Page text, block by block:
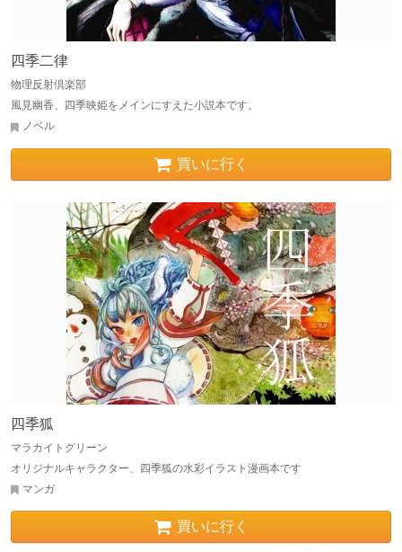
四季二律
物理反射倶楽部
風見幽香、四季映姫をメインにすえた小説本です。
ノベル
買いに行く
四季狐
マラカイトグリーン
オリジナルキャラクター、四季狐の水彩イラスト漫画本です
マンガ
買いに行く